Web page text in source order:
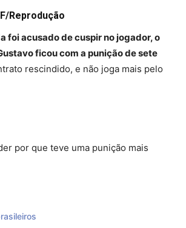
Reprodução
foi acusado de cuspir no jogador, o
ficou com a punição de sete
rescindido, e não joga mais pelo
por que teve uma punição mais